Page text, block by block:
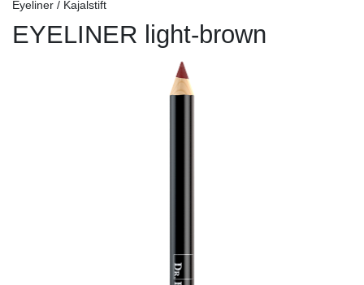
Eyeliner / Kajalstift
EYELINER light-brown